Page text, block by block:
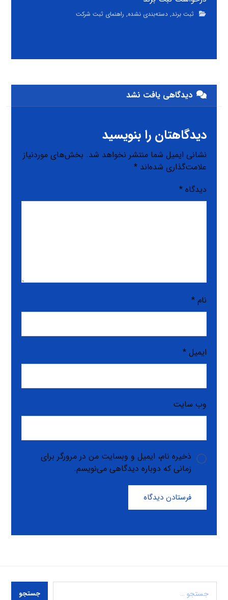
ثبت برند,دسته‌بندی نشده, راهنمای ثبت شرکت
دیدگاهی یافت نشد
دیدگاهتان را بنویسید
نشانی ایمیل شما منتشر نخواهد شد. بخش‌های موردنیاز
علامت‌گذاری شده‌اند*
دیدگاه*
نام*
ایمیل*
وب‌ سایت
ذخیره نام، ایمیل و وبسایت من در مرورگر برای
زمانی که دوباره دیدگاهی می‌نویسم.
فرستادن دیدگاه
جستجو